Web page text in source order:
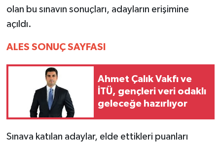
olan bu sınavın sonuçları, adayların erişimine
açıldı.
ALES SONUÇ SAYFASI
Ahmet Çalık Vakfı ve
İTÜ, gençleri veri odaklı
geleceğe hazırlıyor
Sınava katılan adaylar, elde ettikleri puanları